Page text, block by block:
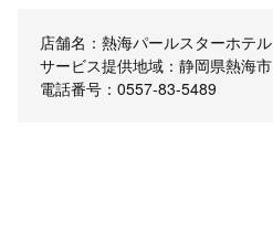
店舗名：熱海パールスターホテル
サービス提供地域：静岡県熱海市
電話番号：0557-83-5489